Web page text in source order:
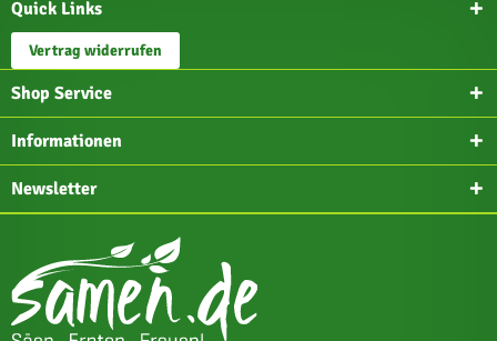
Quick Links
Vertrag widerrufen
Shop Service
Informationen
Newsletter